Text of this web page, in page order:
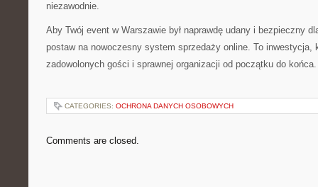
niezawodnie.
Aby Twój event w Warszawie był naprawdę udany i bezpieczny
postaw na nowoczesny system sprzedaży online. To inwestycja,
zadowolonych gości i sprawnej organizacji od początku do końca.
CATEGORIES: OCHRONA DANYCH OSOBOWYCH
Comments are closed.